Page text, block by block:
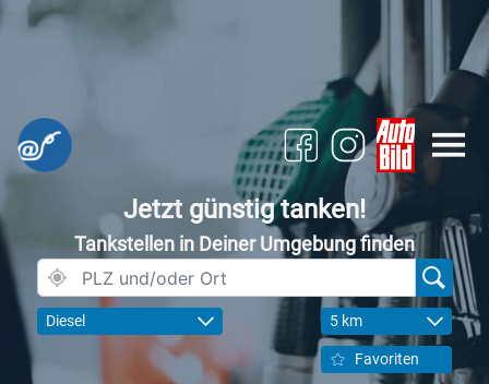
Jetzt günstig tanken!
Tankstellen in Deiner Umgebung finden
Diesel 5 km
Favoriten